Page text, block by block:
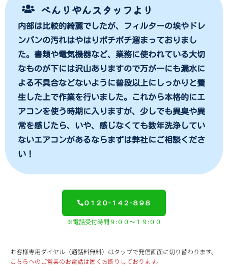
べんりやんスタッフより
内部は比較的綺麗でしたが、フィルターの埃やドレ
ンパンの汚れはやはりボチボチ溜まっておりまし
た。書類や電気機器など、業務に使われている大切
なものが下には沢山ありますので万が一にも漏水に
よる不具合などないように普段以上にしっかりと養
生した上で作業を行いました。これから本格的にエ
アコンを使う時期に入りますが、少しでも異臭や異
常を感じたら、いや、感じなくても数年洗浄してい
ないエアコンがあるならまずは弊社にご相談くださ
い！
０１２０-１４２-８９８
※電話受付時間９:００～１９:００
お客様専用ダイヤル（通話料無料）はタップで発信画面に切り替わります。
こちらへのご営業のお電話は固くお断りしております。